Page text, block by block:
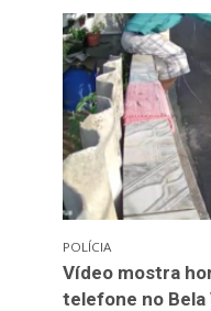
POLÍCIA
Vídeo mostra
telefone no Bela